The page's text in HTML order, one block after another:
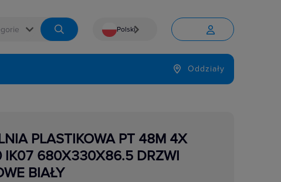
 Polski
Język

Oddziały
PLASTIKOWA PT 48M 4X
IK07 680X330X86.5 DRZWI
BIAŁY